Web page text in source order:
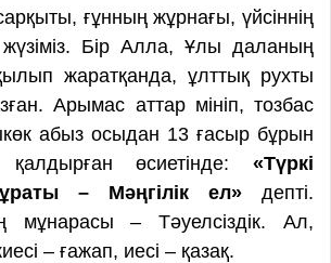
ғұнның жұрнағы, үйсіннің
жүзіміз. Бір Алла, Ұлы даланың
жаратқанда, ұлттық рухты
Арымас аттар мініп, тозбас
абыз осыдан 13 ғасыр бұрын
өсиетінде: «Түркі
– Мәңгілік ел» депті.
мұнарасы – Тәуелсіздік. Ал,
– ғажап, иесі – қазақ.